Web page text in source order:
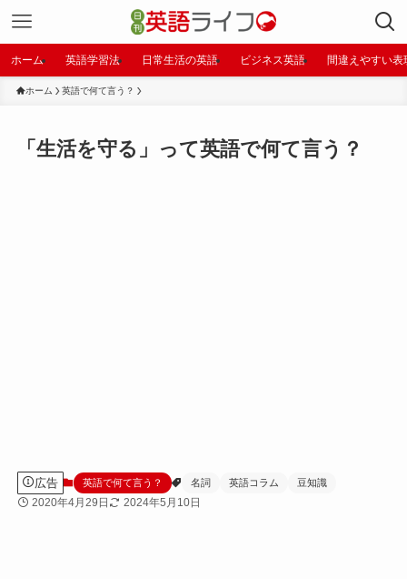
ホーム 英語学習法 日常生活の英語 ビジネス英語 間違えやすい表
ホーム 英語で何て言う？
「生活を守る」って英語で何て言う？
広告 英語で何て言う？ 名詞 英語コラム 豆知識
2020年4月29日 2024年5月10日